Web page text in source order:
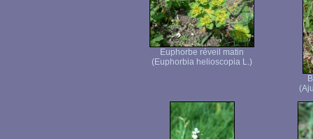
Euphorbe réveil matin
(Euphorbia helioscopia L.)